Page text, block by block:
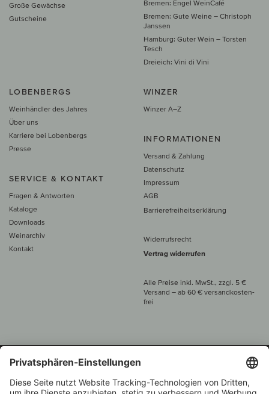
Große Gewächse
Gutscheine
Bremen: Engel WeinCafé
Bremen: Gute Weine – Christoph
Janssen
Hamburg: Guter Wein – Torsten
Tesch
Dreieich: Vini di Vini
LOBENBERGS
Weinhändler des Jahres
Über uns
Karriere bei Lobenbergs
Presse
SERVICE & KONTAKT
Fragen & Antworten
Kataloge
Downloads
Weinarchiv
Kontakt
WINZER
Winzer A–Z
INFORMATIONEN
Versand & Zahlung
Datenschutz
Impressum
AGB
Barrierefreiheitserklärung
Widerrufsrecht
Vertrag widerrufen
Alle Preise inkl. MwSt., zzgl. 5 €
Versand – ab 60 € versand­kosten­
frei
Beratung unter
+49 421 696 797-0